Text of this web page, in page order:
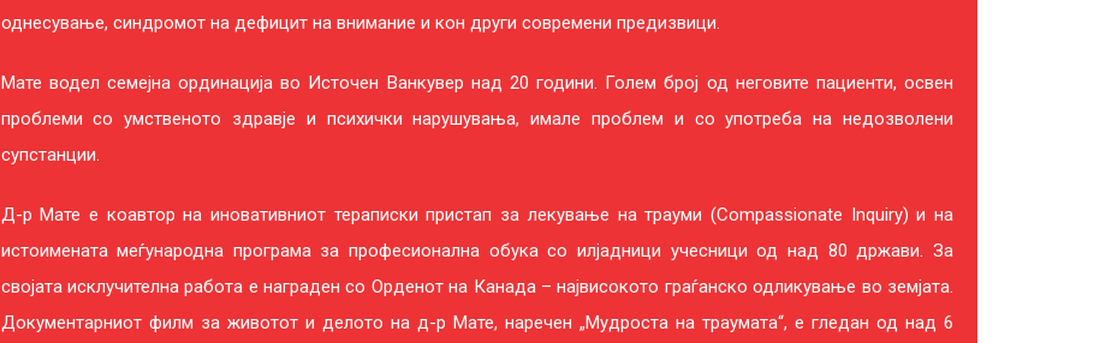
однесување, синдромот на дефицит на внимание и кон други современи предизвици.
Мате водел семејна ординација во Источен Ванкувер над 20 години. Голем број од неговите пациенти, освен
проблеми со умственото здравје и психички нарушувања, имале проблем и со употреба на недозволени
супстанции.
Д-р Мате е коавтор на иновативниот тераписки пристап за лекување на трауми (Compassionate Inquiry) и на
истоимената меѓународна програма за професионална обука со илјадници учесници од над 80 држави. За
својата исклучителна работа е награден со Орденот на Канада – највисокото граѓанско одликување во земјата.
Документарниот филм за животот и делото на д-р Мате, наречен „Мудроста на траумата“, е гледан од над 6